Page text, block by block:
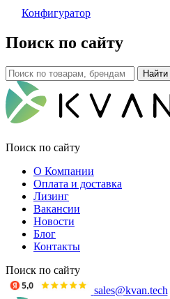
Конфигуратор
Поиск по сайту
Поиск по сайту
О Компании
Оплата и доставка
Лизинг
Вакансии
Новости
Блог
Контакты
Поиск по сайту
sales@kvan.tech